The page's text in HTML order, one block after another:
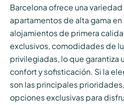
Barcelona ofrece una
apartamentos de alta gama en
alojamientos de primera
exclusivos, comodidades de
privilegiadas, lo que garantiza
confort y sofisticación. Si la
son las principales
opciones exclusivas para